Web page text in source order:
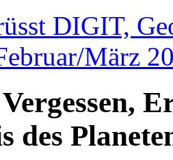
DIGIT,
März
des